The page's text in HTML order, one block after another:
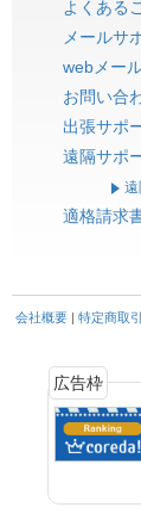
よくある
メールサ
webメー
お問い合
出張サポ
遠隔サポ
適格請求
会社概要| 特定商取